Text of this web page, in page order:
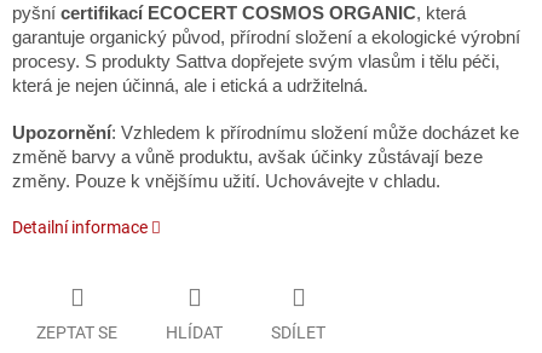
pyšní certifikací ECOCERT COSMOS ORGANIC, která
garantuje organický původ, přírodní složení a ekologické výrobní
procesy. S produkty Sattva dopřejete svým vlasům i tělu péči,
která je nejen účinná, ale i etická a udržitelná.
Upozornění: Vzhledem k přírodnímu složení může docházet ke
změně barvy a vůně produktu, avšak účinky zůstávají beze
změny. Pouze k vnějšímu užití. Uchovávejte v chladu.
Detailní informace
ZEPTAT SE HLÍDAT SDÍLET